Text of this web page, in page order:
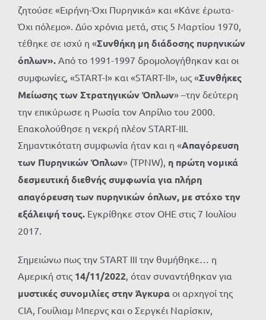
ζητούσε «Ειρήνη-Όχι Πυρηνικά» και «Κάνε έρωτα-
Όχι πόλεμο». Δύο χρόνια μετά, στις 5 Μαρτίου 1970,
τέθηκε σε ισχύ η «Συνθήκη μη διάδοσης πυρηνικών
όπλων». Από το 1991-1997 δρομολογήθηκαν και οι
συμφωνίες, «START-I» και «START-ΙΙ», ως «Συνθήκες
Μείωσης των Στρατηγικών Όπλων» –την δεύτερη
την επικύρωσε η Ρωσία τον Απρίλιο του 2000.
Επακολούθησε η νεκρή πλέον START-III.
Σημαντικότατη συμφωνία ήταν και η «Απαγόρευση
των Πυρηνικών Όπλων» (TPNW), η πρώτη νομικά
δεσμευτική διεθνής συμφωνία για πλήρη
απαγόρευση των πυρηνικών όπλων, με στόχο την
εξάλειψή τους. Εγκρίθηκε στον ΟΗΕ στις 7 Ιουλίου
2017.
Σημειώνω πως την START III την θυμήθηκε… η
Αμερική στις 14/11/2022, όταν συναντήθηκαν για
μυστικές συνομιλίες στην Άγκυρα οι αρχηγοί της
CIA, Γουίλιαμ Μπερνς και ο Σεργκέι Ναρίσκιν,